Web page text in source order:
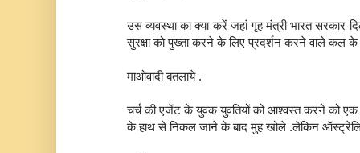
उस व्यवस्था का क्या करें जहां गृह मंत्री भारत सरकार
सुरक्षा को पुख्ता करने के लिए प्रदर्शन करने वाले कल
माओवादी बतलाये .
चर्च की एजेंट के युवक युवतियों को आश्वस्त करने को एक
के हाथ से निकल जाने के बाद मुंह खोले .लेकिन